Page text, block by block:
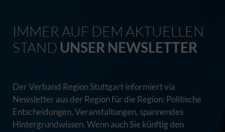
IMMER AUF DEM AKTUELLEN
STAND UNSER NEWSLETTER
Der Verband Region Stuttgart informiert via
Newsletter aus der Region für die Region: Politische
Entscheidungen, Veranstaltungen, spannendes
Hintergrundwissen. Wenn auch Sie künftig den